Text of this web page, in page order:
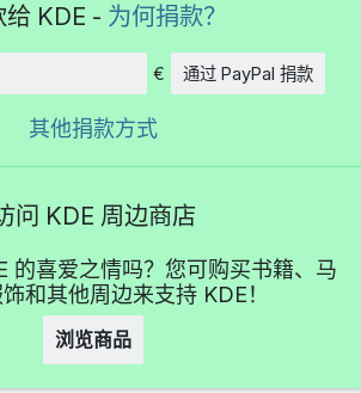
给 KDE - 为何捐款？
€ 通过 PayPal 捐款
其他捐款方式
问 KDE 周边商店
的喜爱之情吗？您可购买书籍、马
和其他周边来支持 KDE！
浏览商品